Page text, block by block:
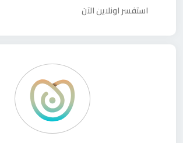
استفسر اونلاين الآن